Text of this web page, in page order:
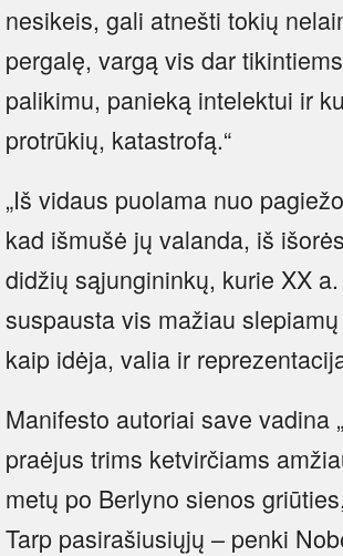
nesikeis, gali atnešti tokių
pergalę, vargą vis dar
palikimu, panieką intelektui ir
protrūkių, katastrofą.“
„Iš vidaus puolama nuo
kad išmušė jų valanda, iš
didžių sąjungininkų, kurie XX
suspausta vis mažiau
kaip idėja, valia ir
Manifesto autoriai save vadina
praėjus trims ketvirčiams
metų po Berlyno sienos
Tarp pasirašiusiųjų – penki